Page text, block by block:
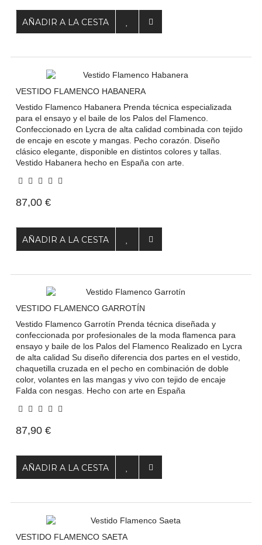
AÑADIR A LA CESTA
VESTIDO FLAMENCO HABANERA
Vestido Flamenco Habanera Prenda técnica especializada
para el ensayo y el baile de los Palos del Flamenco.
Confeccionado en Lycra de alta calidad combinada con tejido
de encaje en escote y mangas. Pecho corazón. Diseño
clásico elegante, disponible en distintos colores y tallas.
Vestido Habanera hecho en España con arte.
87,00 €
AÑADIR A LA CESTA
VESTIDO FLAMENCO GARROTÍN
Vestido Flamenco Garrotín Prenda técnica diseñada y
confeccionada por profesionales de la moda flamenca para
ensayo y baile de los Palos del Flamenco Realizado en Lycra
de alta calidad Su diseño diferencia dos partes en el vestido,
chaquetilla cruzada en el pecho en combinación de doble
color, volantes en las mangas y vivo con tejido de encaje
Falda con nesgas. Hecho con arte en España
87,90 €
AÑADIR A LA CESTA
VESTIDO FLAMENCO SAETA